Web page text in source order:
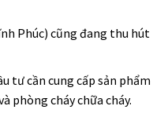
Phúc) cũng đang thu hút
tư cần cung cấp sản phẩm
phòng cháy chữa cháy.